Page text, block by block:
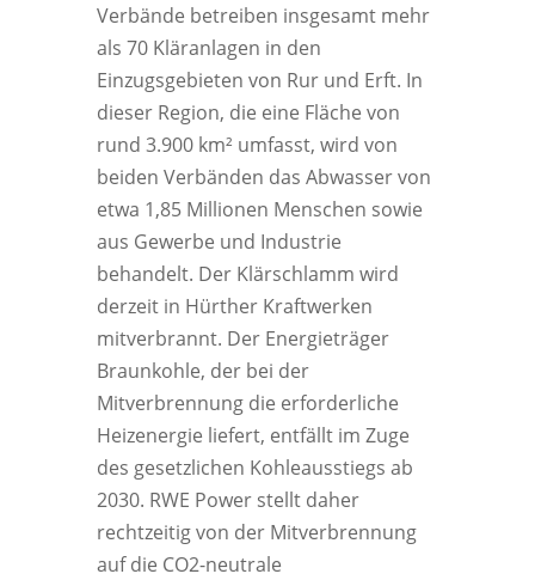
Verbände betreiben insgesamt mehr
als 70 Kläranlagen in den
Einzugsgebieten von Rur und Erft. In
dieser Region, die eine Fläche von
rund 3.900 km² umfasst, wird von
beiden Verbänden das Abwasser von
etwa 1,85 Millionen Menschen sowie
aus Gewerbe und Industrie
behandelt. Der Klärschlamm wird
derzeit in Hürther Kraftwerken
mitverbrannt. Der Energieträger
Braunkohle, der bei der
Mitverbrennung die erforderliche
Heizenergie liefert, entfällt im Zuge
des gesetzlichen Kohleausstiegs ab
2030. RWE Power stellt daher
rechtzeitig von der Mitverbrennung
auf die CO2-neutrale